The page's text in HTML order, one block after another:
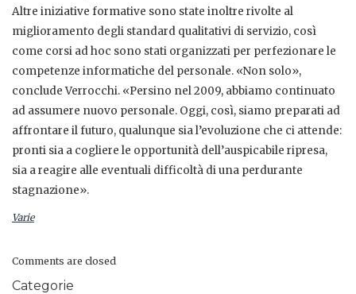
Altre iniziative formative sono state inoltre rivolte al
miglioramento degli standard qualitativi di servizio, così
come corsi ad hoc sono stati organizzati per perfezionare le
competenze informatiche del personale. «Non solo»,
conclude Verrocchi. «Persino nel 2009, abbiamo continuato
ad assumere nuovo personale. Oggi, così, siamo preparati ad
affrontare il futuro, qualunque sia l’evoluzione che ci attende:
pronti sia a cogliere le opportunità dell’auspicabile ripresa,
sia a reagire alle eventuali difficoltà di una perdurante
stagnazione».
Varie
Comments are closed
Categorie